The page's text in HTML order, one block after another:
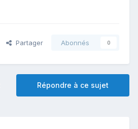
Partager Abonnés 0
Répondre à ce sujet